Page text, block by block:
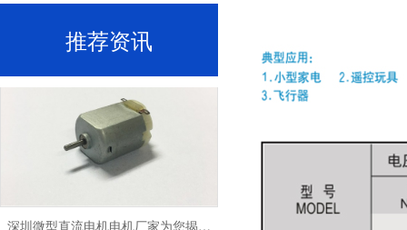
推荐资讯
深圳微型直流电机电机厂家为您揭秘:微型直流电机的技术创新与市场应用